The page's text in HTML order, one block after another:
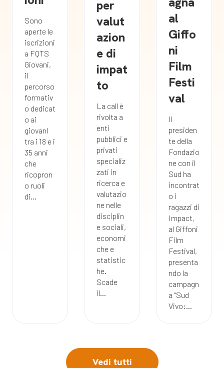
Sono
aperte le
iscrizioni
a FQTS
Giovani,
il
percorso
formativ
o dedicat
o ai
giovanI
tra i 18 e i
35 anni
che
ricopron
o ruoli
di...
per
valut
azion
e di
impat
to
La call è
rivolta a
enti
pubblici e
privati
specializ
zati in
ricerca e
valutazio
ne nelle
disciplin
e sociali,
economi
che e
statistic
he.
Scade
il...
al
Giffo
ni
Film
Festi
val
Il
presiden
te della
Fondazio
ne con il
Sud ha
incontrat
o i
ragazzi di
Impact,
al Giffoni
Film
Festival,
presenta
ndo la
campagn
a “Sud
Vivo:...
Vedi tutti